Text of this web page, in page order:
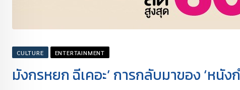
CULTURE ENTERTAINMENT
มังกรหยก ฉีเคอะ’ การกลับมาของ ‘หนั